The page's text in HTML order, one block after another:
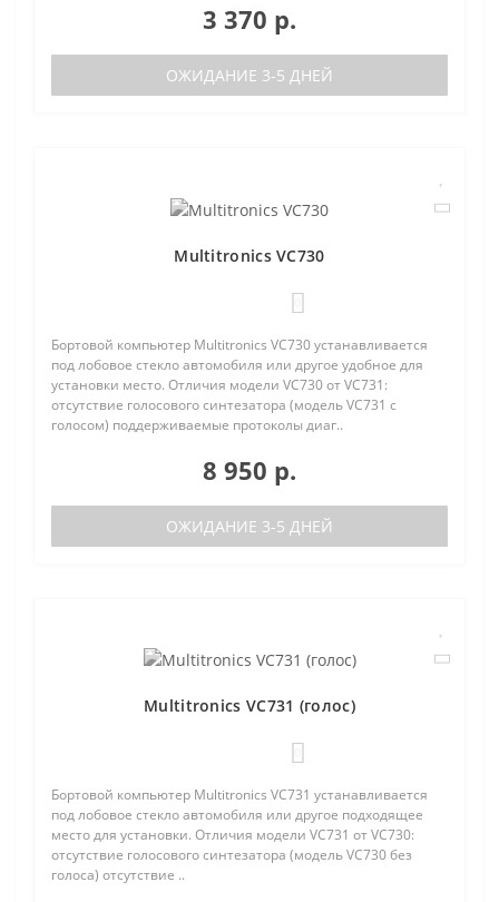
3 370 р.
ОЖИДАНИЕ 3-5 ДНЕЙ
Multitronics VC730
Бортовой компьютер Multitronics VC730 устанавливается
под лобовое стекло автомобиля или другое удобное для
установки место. Отличия модели VC730 от VC731:
отсутствие голосового синтезатора (модель VC731 с
голосом) поддерживаемые протоколы диаг..
8 950 р.
ОЖИДАНИЕ 3-5 ДНЕЙ
Multitronics VC731 (голос)
Бортовой компьютер Multitronics VC731 устанавливается
под лобовое стекло автомобиля или другое подходящее
место для установки. Отличия модели VC731 от VC730:
отсутствие голосового синтезатора (модель VC730 без
голоса) отсутствие ..